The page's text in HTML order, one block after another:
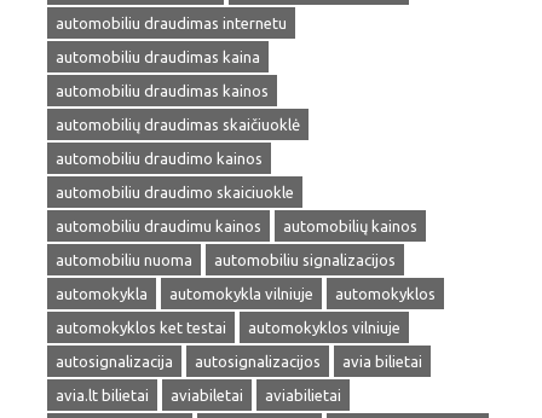
automobiliu draudimas internetu
automobiliu draudimas kaina
automobiliu draudimas kainos
automobilių draudimas skaičiuoklė
automobiliu draudimo kainos
automobiliu draudimo skaiciuokle
automobiliu draudimu kainos
automobilių kainos
automobiliu nuoma
automobiliu signalizacijos
automokykla
automokykla vilniuje
automokyklos
automokyklos ket testai
automokyklos vilniuje
autosignalizacija
autosignalizacijos
avia bilietai
avia.lt bilietai
aviabiletai
aviabilietai